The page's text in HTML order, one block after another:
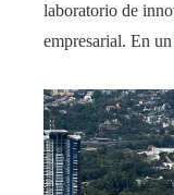
laboratorio de
empresarial. En